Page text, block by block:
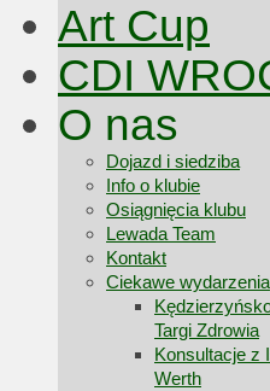
Art Cup
CDI
O nas
Dojazd i siedziba
Info o klubie
Osiągnięcia klubu
Lewada Team
Kontakt
Ciekawe wydarzenia
Targi Zdrowia
Konsultacje z
Werth